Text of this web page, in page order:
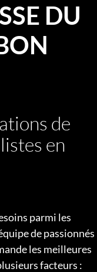
DU
de
en
parmi les
de passionnés
les meilleures
facteurs :